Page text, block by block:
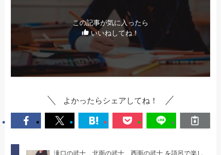
この記事が気に入ったら
いいねしてね！
よかったらシェアしてね！
滝口の武士 北面の武士 西面の武士 を語呂で楽し